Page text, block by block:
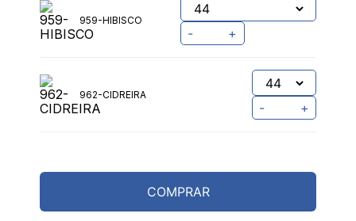
959-HIBISCO
- +
962-CIDREIRA
- +
COMPRAR